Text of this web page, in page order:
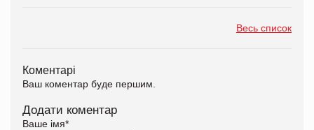
Весь список
Коментарі
Ваш коментар буде першим.
Додати коментар
Ваше імя*